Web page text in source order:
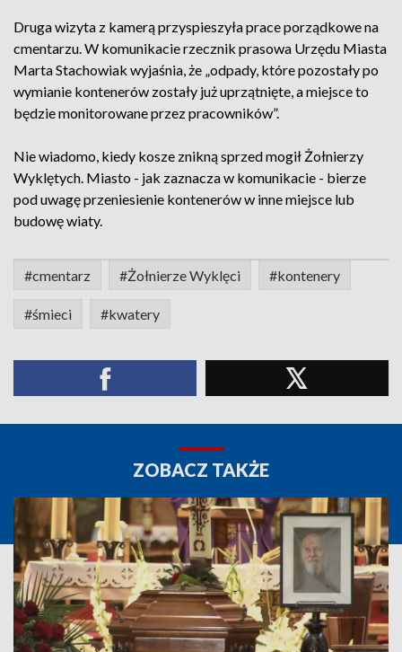
Druga wizyta z kamerą przyspieszyła prace porządkowe na
cmentarzu. W komunikacie rzecznik prasowa Urzędu Miasta
Marta Stachowiak wyjaśnia, że „odpady, które pozostały po
wymianie kontenerów zostały już uprzątnięte, a miejsce to
będzie monitorowane przez pracowników”.
Nie wiadomo, kiedy kosze znikną sprzed mogił Żołnierzy
Wyklętych. Miasto - jak zaznacza w komunikacie - bierze
pod uwagę przeniesienie kontenerów w inne miejsce lub
budowę wiaty.
#cmentarz #Żołnierze Wyklęci #kontenery
#śmieci #kwatery
ZOBACZ TAKŻE